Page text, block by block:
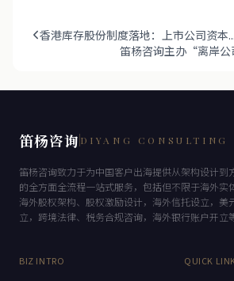
香港库存股份制度落地：上市公司资本...
笛杨咨询主办“离岸公
笛杨咨询 DIYANG CONSULTING
笛杨咨询致力于为中国客户出海提供从架构设计到
的全方面全流程一站式服务，包括但不限于海外实
海外股权架构、股权激励设计，海外信托设立，美
立，跨境法律、税务合规咨询，海外银行账户开立
BIZ INTRO QUICK